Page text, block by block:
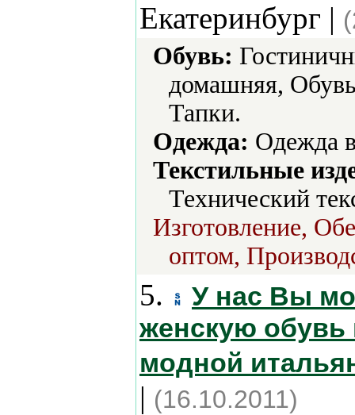
Екатеринбург |
Обувь:
домашняя,
Тапки.
Одежда: Одежда
Текстильные
Технический
Изготовление,
оптом,
5.
У нас Вы
женскую обувь
модной
| (16.10.2011)